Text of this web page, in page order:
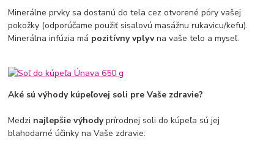
Minerálne prvky sa dostanú do tela cez otvorené póry vašej
pokožky (odporúčame použiť sisalovú masážnu rukavicu/kefu).
Minerálna infúzia má pozitívny vplyvna vaše telo a myseľ.
Aké sú výhody kúpeľovej soli pre Vaše zdravie?
Medzi najlepšie výhodyprírodnej soli do kúpeľa sú jej
blahodarné účinky na Vaše zdravie: